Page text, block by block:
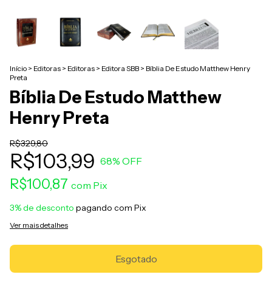
Início > Editoras > Editoras > Editora SBB > Bíblia De Estudo Matthew Henry
Preta
Bíblia De Estudo Matthew
Henry Preta
R$329,80
R$103,99 68% OFF
R$100,87 com Pix
3% de desconto pagando com Pix
Ver mais detalhes